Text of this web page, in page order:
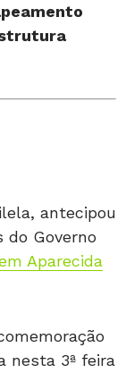
antecipou
do Governo
Aparecida
nesta 3ª feira